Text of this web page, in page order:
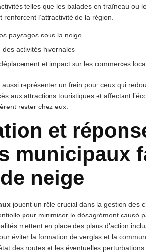
telles que les balades en traîneau ou
l’attractivité de la région.
paysages sous la neige
des activités hivernales
et impact sur les commerces
aussi représenter un frein pour ceux qui
aux attractions touristiques et affectant
rester chez eux.
et
municipaux
neige
jouent un rôle crucial dans la gestion des
pour minimiser le désagrément causé
mettent en place des plans d’action
éviter la formation de verglas et la
des routes et les éventuelles